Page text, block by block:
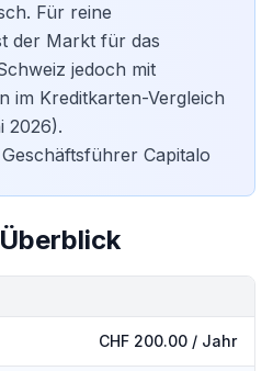
Für reine
der Markt für das
jedoch mit
im Kreditkarten-Vergleich
2026).
Capitalo
CHF 200.00 / Jahr